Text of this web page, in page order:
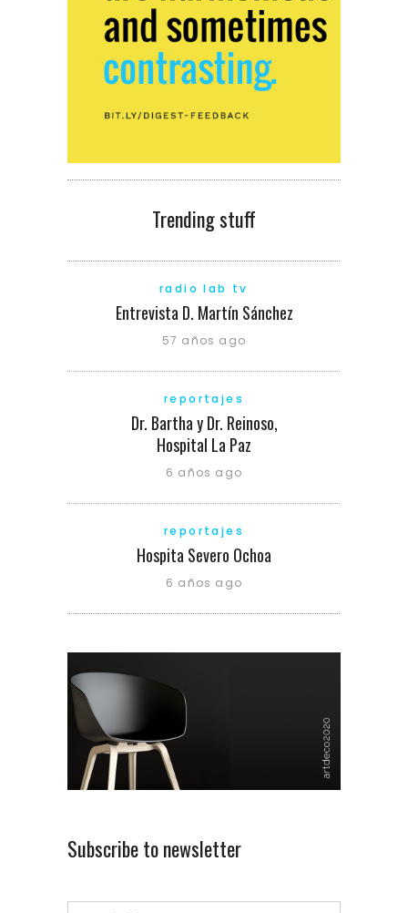
Trending stuff
radio lab tv
Entrevista D. Martín Sánchez
57 años ago
reportajes
Dr. Bartha y Dr. Reinoso,
Hospital La Paz
6 años ago
reportajes
Hospita Severo Ochoa
6 años ago
Subscribe to newsletter